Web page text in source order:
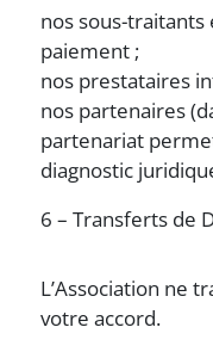
nos sous-traitants
paiement ;
nos prestataires
nos partenaires
partenariat
diagnostic
6 – Transferts de
L’Association ne
votre accord.